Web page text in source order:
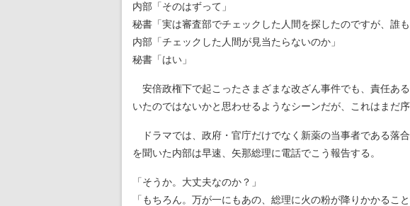
内部「そのはずって」
秘書「実は審査部でチェックした人間を探したのですが、誰
内部「チェックした人間が見当たらないのか」
秘書「はい」
安倍政権下で起こったさまざまな改ざん事件でも、責任あ
いたのではないかと思わせるようなシーンだが、これはまだ序
ドラマでは、政府・官庁だけでなく新薬の当事者である落
を聞いた内部は早速、矢那総理に電話でこう報告する。
「そうか。大丈夫なのか？」
「もちろん。万が一にもあの、総理に火の粉が降りかかるこ